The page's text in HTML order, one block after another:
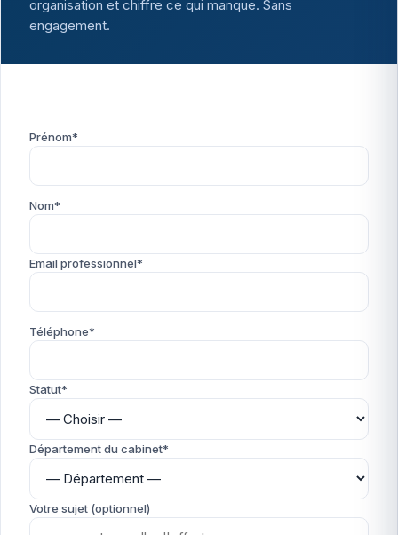
organisation et chiffre ce qui manque. Sans
engagement.
Prénom*
Nom*
Email professionnel*
Téléphone*
Statut*
Département du cabinet*
Votre sujet (optionnel)